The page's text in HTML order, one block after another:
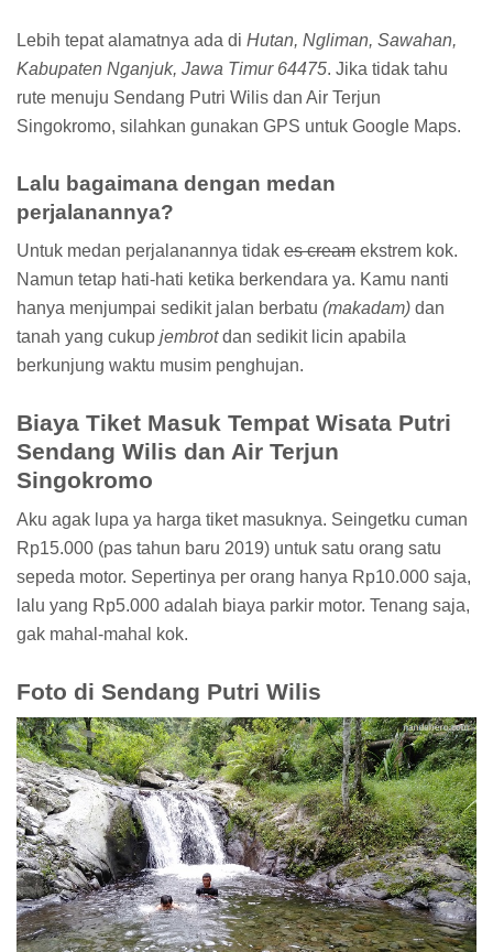
Lebih tepat alamatnya ada di Hutan, Ngliman, Sawahan,
Kabupaten Nganjuk, Jawa Timur 64475. Jika tidak tahu
rute menuju Sendang Putri Wilis dan Air Terjun
Singokromo, silahkan gunakan GPS untuk Google Maps.
Lalu bagaimana dengan medan
perjalanannya?
Untuk medan perjalanannya tidak es cream ekstrem kok.
Namun tetap hati-hati ketika berkendara ya. Kamu nanti
hanya menjumpai sedikit jalan berbatu (makadam) dan
tanah yang cukup jembrotdan sedikit licin apabila
berkunjung waktu musim penghujan.
Biaya Tiket Masuk Tempat Wisata Putri
Sendang Wilis dan Air Terjun
Singokromo
Aku agak lupa ya harga tiket masuknya. Seingetku cuman
Rp15.000 (pas tahun baru 2019) untuk satu orang satu
sepeda motor. Sepertinya per orang hanya Rp10.000 saja,
lalu yang Rp5.000 adalah biaya parkir motor. Tenang saja,
gak mahal-mahal kok.
Foto di Sendang Putri Wilis